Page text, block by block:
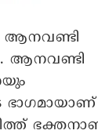
ആനവണ്ടി
ആനവണ്ടി
ഭാഗമായാണ്